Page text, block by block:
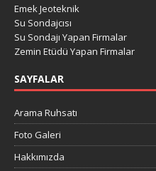
Emek Jeoteknik
Su Sondajcısı
Su Sondajı Yapan Firmalar
Zemin Etüdü Yapan Firmalar
SAYFALAR
Arama Ruhsatı
Foto Galeri
Hakkımızda